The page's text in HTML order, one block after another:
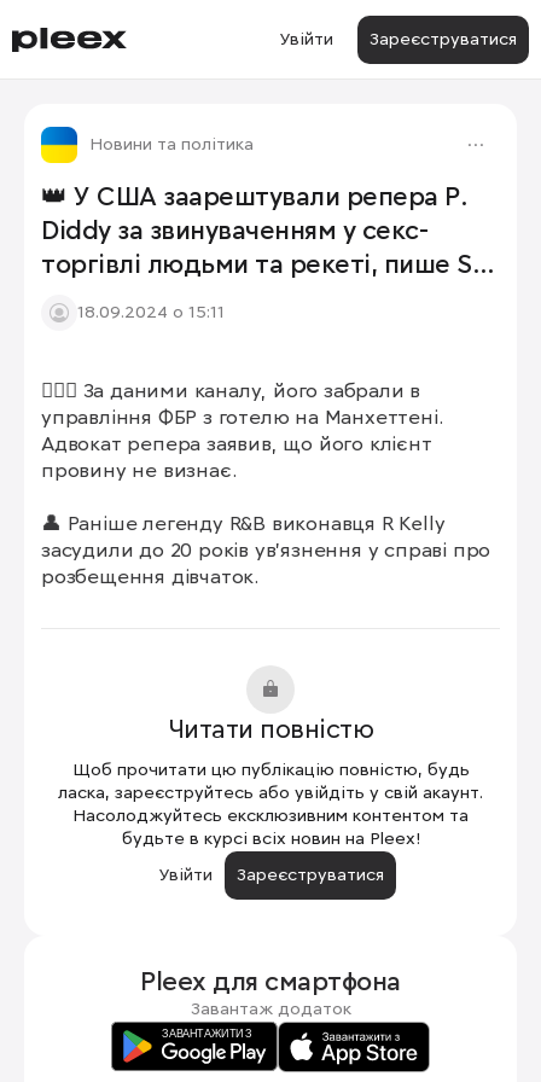
Увійти Зареєструватися
Новини та політика
👑 У США заарештували репера P.
Diddy за звинуваченням у секс-
торгівлі людьми та рекеті, пише Sky
News18.09.2024 о 15:11
👮🏻‍♂️ За даними каналу, його забрали в
управління ФБР з готелю на Манхеттені.
Адвокат репера заявив, що його клієнт
провину не визнає.
👤 Раніше легенду R&B виконавця R Kelly
засудили до 20 років ув'язнення у справі про
розбещення дівчаток.
Читати повністю
Щоб прочитати цю публікацію повністю, будь
ласка, зареєструйтесь або увійдіть у свій акаунт.
Насолоджуйтесь ексклюзивним контентом та
будьте в курсі всіх новин на Pleex!
Увійти
Зареєструватися
Pleex для смартфона
Завантаж додаток